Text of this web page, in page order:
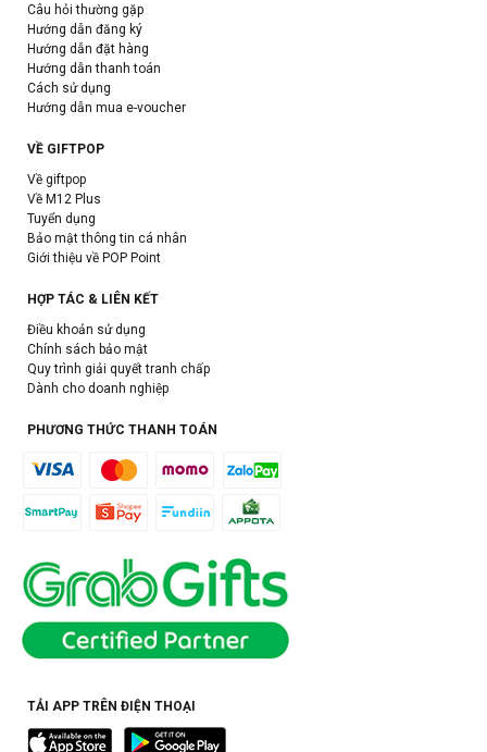
Câu hỏi thường gặp
Hướng dẫn đăng ký
Hướng dẫn đặt hàng
Hướng dẫn thanh toán
Cách sử dụng
Hướng dẫn mua e-voucher
VỀ GIFTPOP
Về giftpop
Về M12 Plus
Tuyển dụng
Bảo mật thông tin cá nhân
Giới thiệu về POP Point
HỢP TÁC & LIÊN KẾT
Điều khoản sử dụng
Chính sách bảo mật
Quy trình giải quyết tranh chấp
Dành cho doanh nghiệp
PHƯƠNG THỨC THANH TOÁN
TẢI APP TRÊN ĐIỆN THOẠI